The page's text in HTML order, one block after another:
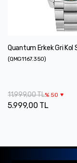
Quantum Erkek Gri Kol
(QMG1167.350)
11.999,00 TL% 50
5.999,00 TL